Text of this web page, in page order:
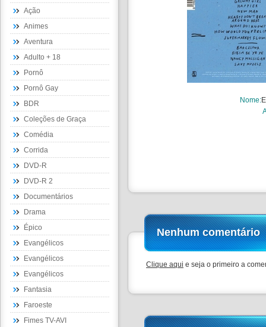
Ação
Animes
Aventura
Adulto + 18
Pornô
Pornô Gay
BDR
Coleções de Graça
Comédia
Corrida
DVD-R
DVD-R 2
Documentários
Drama
Épico
Evangélicos
Evangélicos
Evangélicos
Fantasia
Faroeste
Fimes TV-AVI
Nome:
Nenhum comentário
Clique aqui e seja o primeiro a